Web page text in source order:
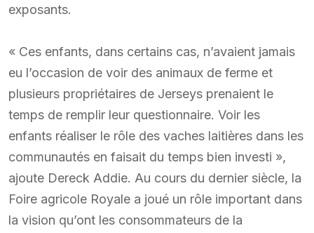
exposants.
« Ces enfants, dans certains cas, n’avaient jamais
eu l’occasion de voir des animaux de ferme et
plusieurs propriétaires de Jerseys prenaient le
temps de remplir leur questionnaire. Voir les
enfants réaliser le rôle des vaches laitières dans les
communautés en faisait du temps bien investi »,
ajoute Dereck Addie. Au cours du dernier siècle, la
Foire agricole Royale a joué un rôle important dans
la vision qu’ont les consommateurs de la